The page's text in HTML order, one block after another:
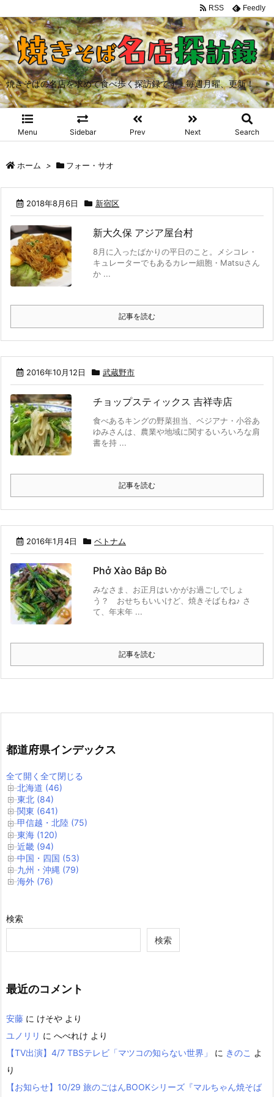
焼きそばの名店を求めて食べ歩く探訪録です。毎週月曜、更新！
Menu Sidebar Prev Next Search
RSS Feedly
ホーム > フォー・サオ
2018年8月6日 新宿区
新大久保 アジア屋台村
8月に入ったばかりの平日のこと。メシコレ・
キュレーターでもあるカレー細胞・Matsuさん
か ...
記事を読む
2016年10月12日 武蔵野市
チョップスティックス 吉祥寺店
食べあるキングの野菜担当、ベジアナ・小谷あ
ゆみさんは、農業や地域に関するいろいろな肩
書を持 ...
記事を読む
2016年1月4日 ベトナム
Phở Xào Bắp Bò
みなさま、お正月はいかがお過ごしでしょ
う？ おせちもいいけど、焼きそばもね♪ さ
て、年末年 ...
記事を読む
都道府県インデックス
全て開く 全て閉じる
北海道 (46)
東北 (84)
関東 (641)
甲信越・北陸 (75)
東海 (120)
近畿 (94)
中国・四国 (53)
九州・沖縄 (79)
海外 (76)
検索
検索
最近のコメント
安藤 に けそや より
ユノリリ に へべれけ より
【TV出演】4/7 TBSテレビ「マツコの知らない世界」
に きのこ よ
り
【お知らせ】10/29 旅のごはんBOOKシリーズ『マルちゃん焼そば